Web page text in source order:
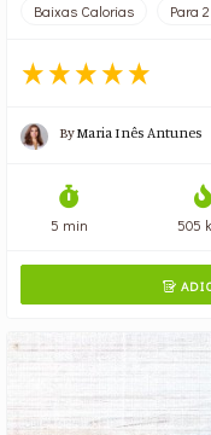
Baixas Calorias
Para
ByMaria Inês Antunes
5 min 505
